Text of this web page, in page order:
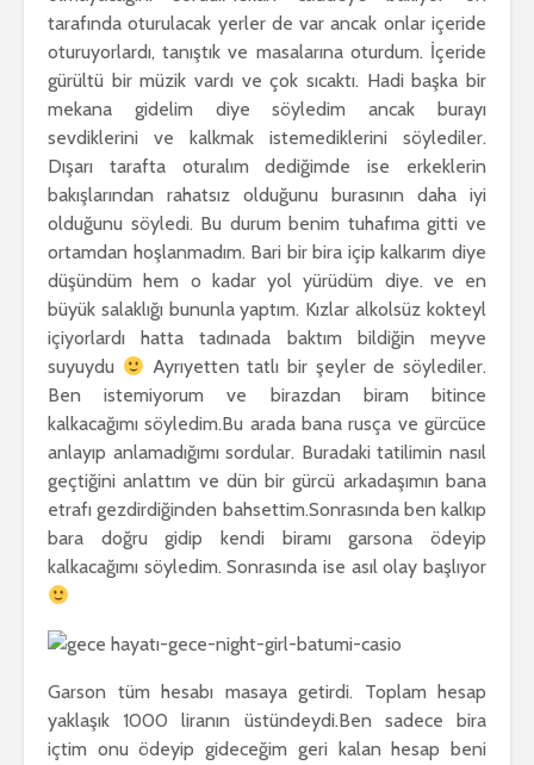
tarafında oturulacak yerler de var ancak onlar içeride
oturuyorlardı, tanıştık ve masalarına oturdum. İçeride
gürültü bir müzik vardı ve çok sıcaktı. Hadi başka bir
mekana gidelim diye söyledim ancak burayı
sevdiklerini ve kalkmak istemediklerini söylediler.
Dışarı tarafta oturalım dediğimde ise erkeklerin
bakışlarından rahatsız olduğunu burasının daha iyi
olduğunu söyledi. Bu durum benim tuhafıma gitti ve
ortamdan hoşlanmadım. Bari bir bira içip kalkarım diye
düşündüm hem o kadar yol yürüdüm diye. ve en
büyük salaklığı bununla yaptım. Kızlar alkolsüz kokteyl
içiyorlardı hatta tadınada baktım bildiğin meyve
suyuydu
Ayrıyetten tatlı bir şeyler de söylediler.
Ben istemiyorum ve birazdan biram bitince
kalkacağımı söyledim.Bu arada bana rusça ve gürcüce
anlayıp anlamadığımı sordular. Buradaki tatilimin nasıl
geçtiğini anlattım ve dün bir gürcü arkadaşımın bana
etrafı gezdirdiğinden bahsettim.Sonrasında ben kalkıp
bara doğru gidip kendi biramı garsona ödeyip
kalkacağımı söyledim. Sonrasında ise asıl olay başlıyor
Garson tüm hesabı masaya getirdi. Toplam hesap
yaklaşık 1000 liranın üstündeydi.Ben sadece bira
içtim onu ödeyip gideceğim geri kalan hesap beni